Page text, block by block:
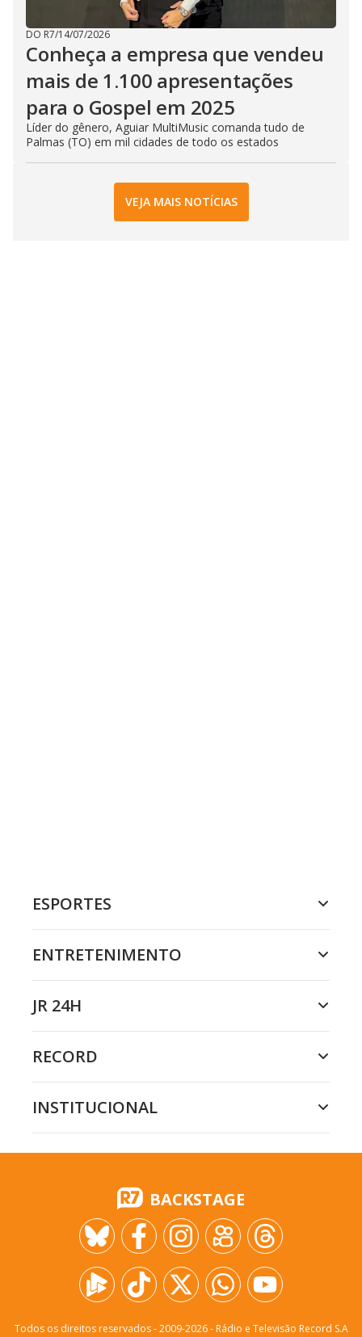
DO R7/14/07/2026
Conheça a empresa que vendeu
mais de 1.100 apresentações
para o Gospel em 2025
Líder do gênero, Aguiar MultiMusic comanda tudo de
Palmas (TO) em mil cidades de todo os estados
VEJA MAIS NOTÍCIAS
ESPORTES
ENTRETENIMENTO
JR 24H
RECORD
INSTITUCIONAL
BACKSTAGE
Todos os direitos reservados - 2009-2026- Rádio e Televisão Record S.A